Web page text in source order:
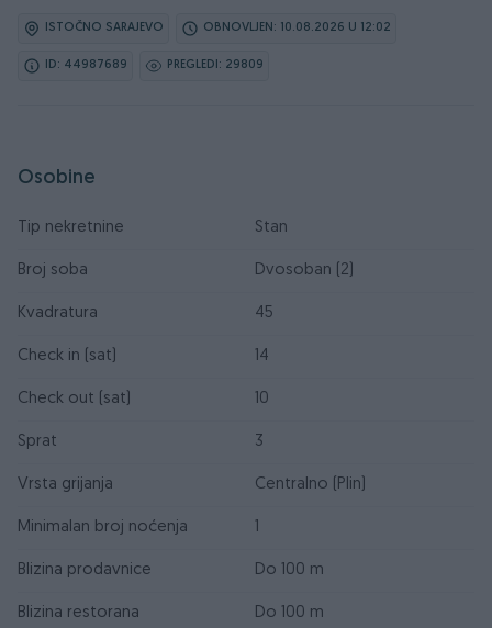
ISTOČNO SARAJEVO OBNOVLJEN: 10.08.2026 U 12:02
ID: 44987689 PREGLEDI: 29809
Osobine
Tip nekretnine Stan
Broj soba Dvosoban (2)
Kvadratura 45
Check in (sat) 14
Check out (sat) 10
Sprat 3
Vrsta grijanja Centralno (Plin)
Minimalan broj noćenja 1
Blizina prodavnice Do 100 m
Blizina restorana Do 100 m